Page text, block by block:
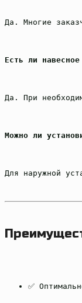
Да. Многие
Есть ли навесное
Да. При
Можно ли
Для наружной
✅